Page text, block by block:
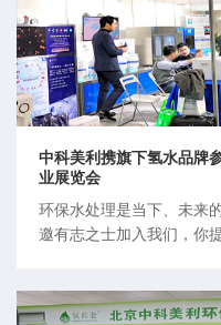
中科美利携旗下氢水品牌
业展览会
环保水处理是当下、未来
邀有志之士加入我们，你